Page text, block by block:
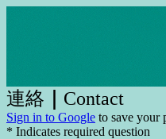
連絡 Contact
Sign in to Google to save your
* Indicates required question